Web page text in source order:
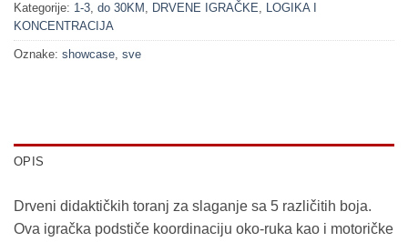
Kategorije: 1-3, do 30KM , DRVENE IGRAČKE, LOGIKA I
KONCENTRACIJA
Oznake: showcase, sve
OPIS
Drveni didaktičkih toranj za slaganje sa 5 različitih boja.
Ova igračka podstiče koordinaciju oko-ruka kao i motoričke